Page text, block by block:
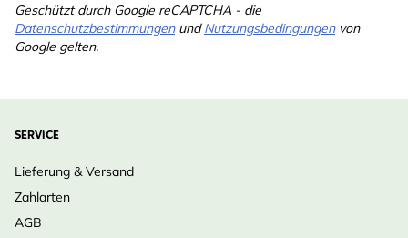
Geschützt durch Google reCAPTCHA - die
DatenschutzbestimmungenundNutzungsbedingungenvon
Google gelten.
SERVICE
Lieferung & Versand
Zahlarten
AGB